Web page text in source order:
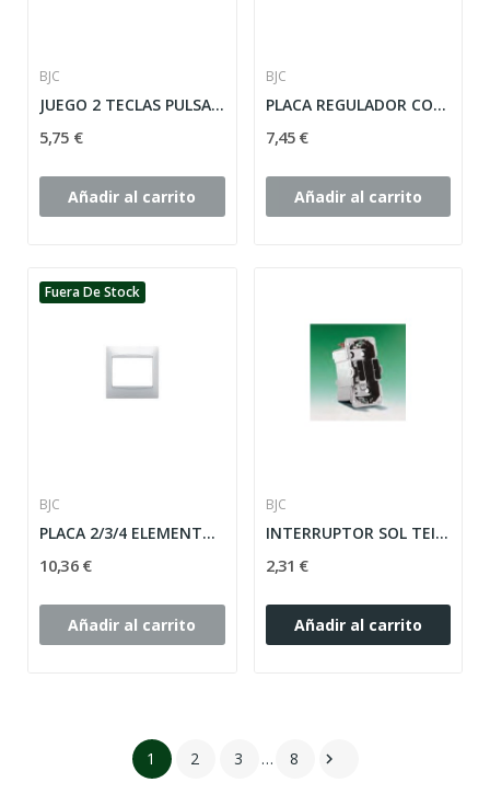
BJC
JUEGO 2 TECLAS PULSADOR PERSIANA SERIE CORAL...
5,75 €
Añadir al carrito
BJC
PLACA REGULADOR CON BOTON SERIE CORAL ref: 21748-A
7,45 €
Añadir al carrito
Fuera De Stock
BJC
PLACA 2/3/4 ELEMENTOS VERTICAL SERIE CORAL ref:...
10,36 €
Añadir al carrito
BJC
INTERRUPTOR SOL TEIDE/ CORAL BJC ref: 16505
2,31 €
Añadir al carrito
1 2 3 … 8 